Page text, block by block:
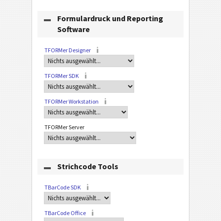
Formulardruck und Reporting
Software
TFORMer Designer
TFORMer SDK
TFORMer Workstation
TFORMer Server
Strichcode Tools
TBarCode SDK
TBarCode Office